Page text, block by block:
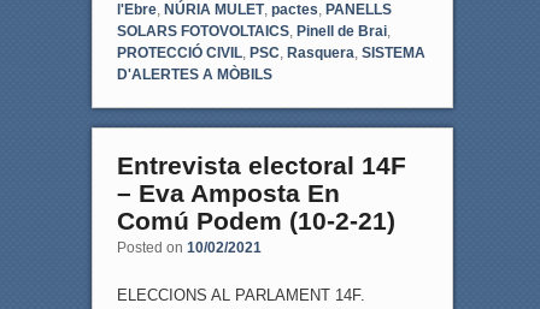
l'Ebre, NÚRIA MULET, pactes, PANELLS
SOLARS FOTOVOLTAICS, Pinell de Brai,
PROTECCIÓ CIVIL, PSC, Rasquera, SISTEMA
D'ALERTES A MÒBILS
Entrevista electoral 14F
– Eva Amposta En
Comú Podem (10-2-21)
Posted on 10/02/2021
ELECCIONS AL PARLAMENT 14F.